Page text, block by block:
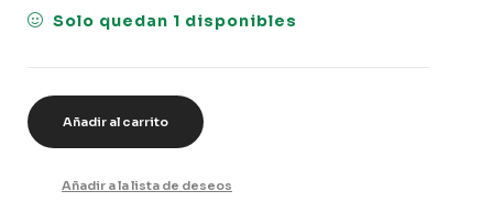
Solo quedan 1 disponibles
Añadir al carrito
Añadir a la lista de deseos